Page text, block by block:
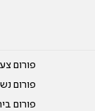
פורום
פורום
פורום